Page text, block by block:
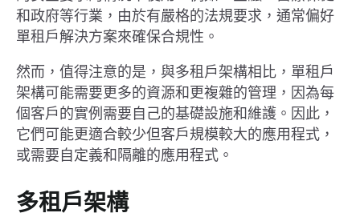
和政府等行業，由於有嚴格的法規要求，通常偏好
單租戶解決方案來確保合規性。
然而，值得注意的是，與多租戶架構相比，單租戶
架構可能需要更多的資源和更複雜的管理，因為每
個客戶的實例需要自己的基礎設施和維護。因此，
它們可能更適合較少但客戶規模較大的應用程式，
或需要自定義和隔離的應用程式。
多租戶架構